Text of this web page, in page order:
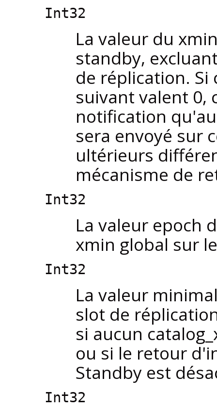
Int32
La valeur du
standby,
de réplication. Si
suivant valent 0,
notification
sera envoyé sur
ultérieurs
mécanisme de
Int32
La valeur epoch
xmin global sur
Int32
La valeur
slot de
si aucun
ou si le retour
Standby est
Int32